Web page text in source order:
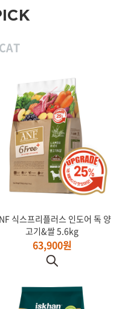
CAT
식스프리플러스 인도어 독 양
고기&쌀 5.6kg
63,900원